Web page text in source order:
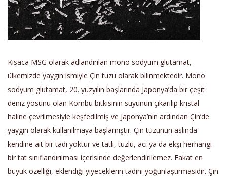
Kısaca MSG olarak adlandırılan mono sodyum glutamat,
ülkemizde yaygın ismiyle Çin tuzu olarak bilinmektedir. Mono
sodyum glutamat, 20. yüzyılın başlarında Japonya’da bir çeşit
deniz yosunu olan Kombu bitkisinin suyunun çıkarılıp kristal
haline çevrilmesiyle keşfedilmiş ve Japonya’nın ardından Çin’de
yaygın olarak kullanılmaya başlamıştır. Çin tuzunun aslında
kendine ait bir tadı yoktur ve tatlı, tuzlu, acı ya da ekşi herhangi
bir tat sınıflandırılması içerisinde değerlendirilemez. Fakat en
büyük özelliği, eklendiği yiyeceklerin tadını yoğunlaştırmasıdır. Çin